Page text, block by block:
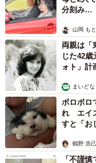
分刻み…
山岡 も
両親は「
じた42
ォト」
まいど
ボロボロ
れ エイ
すと「お
鶴野 浩己
「不謹